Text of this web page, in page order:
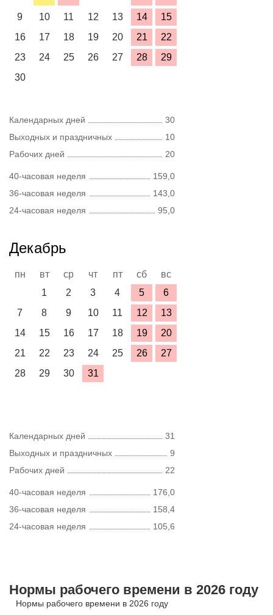
9
10 11 12 13 14
15
16
17 18 19 20 21
22
23
24 25 26 27 28
29
30
Календарных дней
30
Выходных и праздничных
10
Рабочих дней
20
40-часовая неделя
159,0
36-часовая неделя
143,0
24-часовая неделя
95,0
Декабрь
пн вт ср чт пт сб
вс
1
2 3 4 5
6
7
8 9 10 11 12
13
14
15 16 17 18 19
20
21
22 23 24 25 26
27
28
29 30 31
Календарных дней
31
Выходных и праздничных
9
Рабочих дней
22
40-часовая неделя
176,0
36-часовая неделя
158,4
24-часовая неделя
105,6
Нормы рабочего времени в 2026 году
Нормы рабочего времени в 2026 году